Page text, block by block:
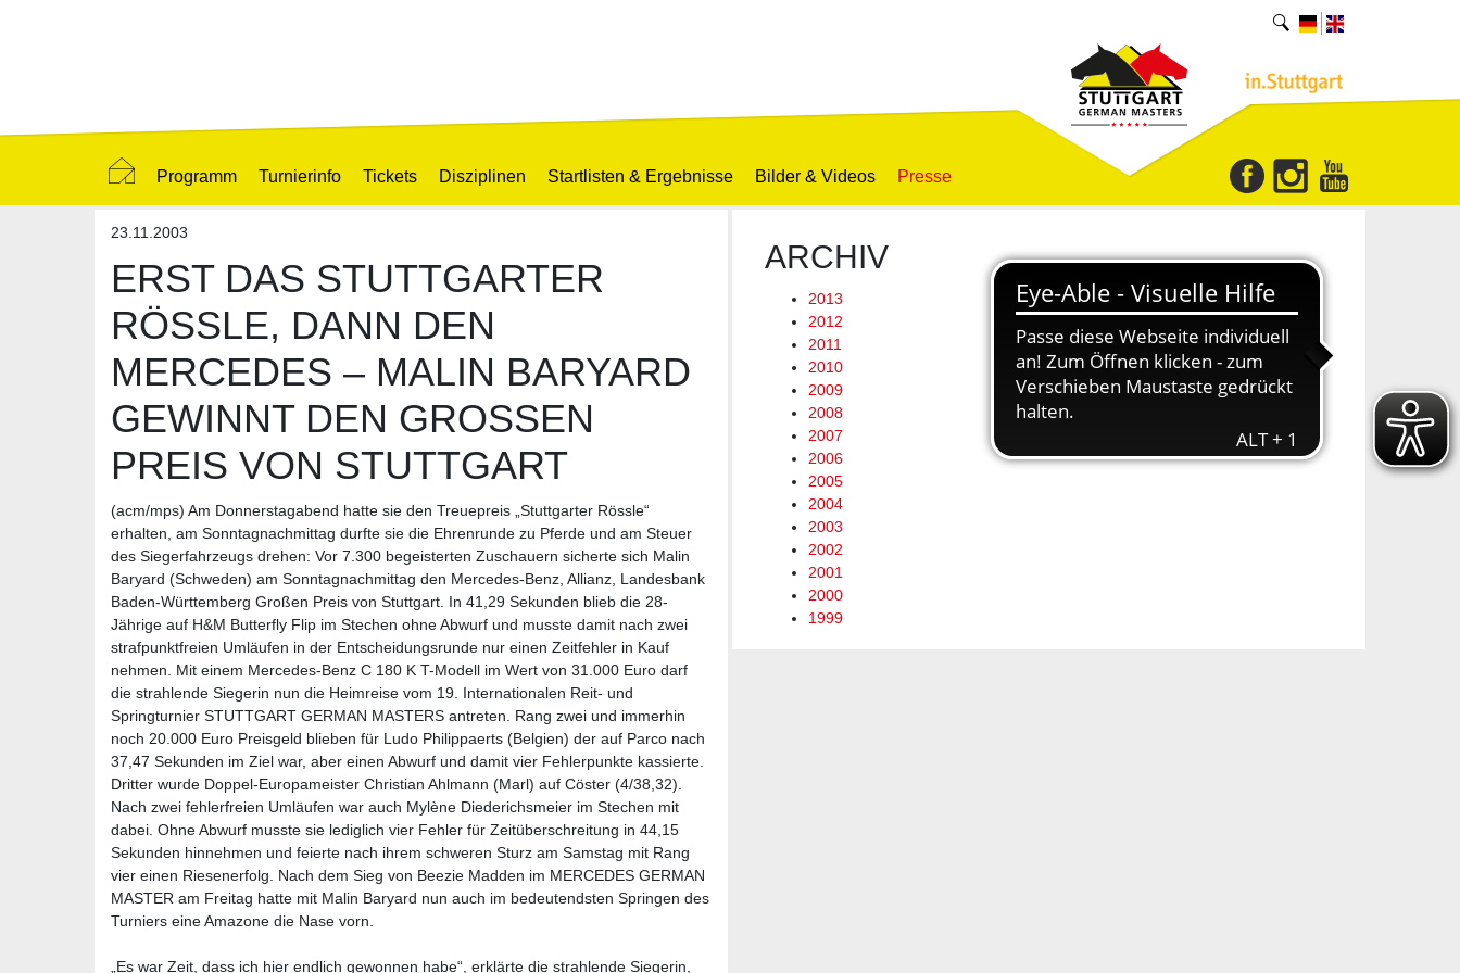
Programm Turnierinfo Tickets Disziplinen Startlisten & Ergebnisse Bilder & Videos Presse
23.11.2003
ERST DAS STUTTGARTER
RÖSSLE, DANN DEN
MERCEDES – MALIN BARYARD
GEWINNT DEN GROSSEN P
REIS VON STUTTGART
(acm/mps) Am Donnerstagabend hatte sie den Treuepreis „Stuttgarter Rössle“
erhalten, am Sonntagnachmittag durfte sie die Ehrenrunde zu Pferde und am Steuer
des Siegerfahrzeugs drehen: Vor 7.300 begeisterten Zuschauern sicherte sich Malin
Baryard (Schweden) am Sonntagnachmittag den Mercedes-Benz, Allianz, Landesbank
Baden-Württemberg Großen Preis von Stuttgart. In 41,29 Sekunden blieb die 28-
Jährige auf H&M Butterfly Flip im Stechen ohne Abwurf und musste damit nach zwei
strafpunktfreien Umläufen in der Entscheidungsrunde nur einen Zeitfehler in Kauf
nehmen. Mit einem Mercedes-Benz C 180 K T-Modell im Wert von 31.000 Euro darf
die strahlende Siegerin nun die Heimreise vom 19. Internationalen Reit- und
Springturnier STUTTGART GERMAN MASTERS antreten. Rang zwei und immerhin
noch 20.000 Euro Preisgeld blieben für Ludo Philippaerts (Belgien) der auf Parco nach
37,47 Sekunden im Ziel war, aber einen Abwurf und damit vier Fehlerpunkte kassierte.
Dritter wurde Doppel-Europameister Christian Ahlmann (Marl) auf Cöster (4/38,32).
Nach zwei fehlerfreien Umläufen war auch Mylène Diederichsmeier im Stechen mit
dabei. Ohne Abwurf musste sie lediglich vier Fehler für Zeitüberschreitung in 44,15
Sekunden hinnehmen und feierte nach ihrem schweren Sturz am Samstag mit Rang
vier einen Riesenerfolg. Nach dem Sieg von Beezie Madden im MERCEDES GERMAN
MASTER am Freitag hatte mit Malin Baryard nun auch im bedeutendsten Springen des
Turniers eine Amazone die Nase vorn.
„Es war Zeit, dass ich hier endlich gewonnen habe“, erklärte die strahlende Siegerin,
ARCHIV
2013
2012
2011
2010
2009
2008
2007
2006
2005
2004
2003
2002
2001
2000
1999